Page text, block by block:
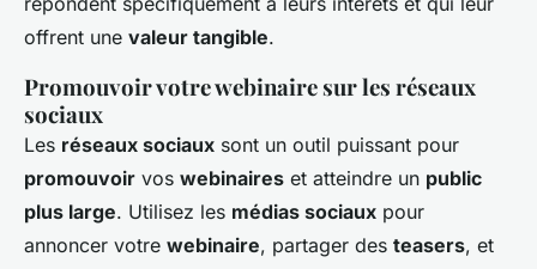
offrent une valeur tangible.
Promouvoir votre webinaire sur les réseaux
sociaux
Les réseaux sociaux sont un outil puissant pour
promouvoir vos webinaires et atteindre un public
plus large. Utilisez les médias sociaux pour
annoncer votre webinaire, partager des teasers, et